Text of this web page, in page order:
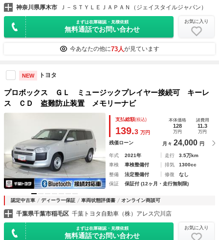
神奈川県厚木市 Ｊ－ＳＴＹＬＥＪＡＰＡＮ（ジェイスタイルジャパン）
まずは在庫確認・見積依頼
無料通話でお問い合わせ
お気に入り
今あなたの他に73人が見ています
NEW トヨタ
プロボックス ＧＬ ミュージックプレイヤー接続可 キーレ
ス ＣＤ 盗難防止装置 メモリーナビ
支払総額(税込)
139.3 万円
本体価格
128
万円
諸費用
11.3
万円
残価ローン 月々 24,000 円
年式 2021年 走行
3.5万km
車検
車検整備付 排気
1300cc
整備
法定整備付 修復
なし
保証
保証付 (12ヶ月・走行無制限)
認定中古車 ディーラー保証 車両状態評価書 オンライン商談可
千葉県千葉市稲毛区 千葉トヨタ自動車（株）アレス穴川店
まずは在庫確認・見積依頼
無料通話でお問い合わせ
お気に入り